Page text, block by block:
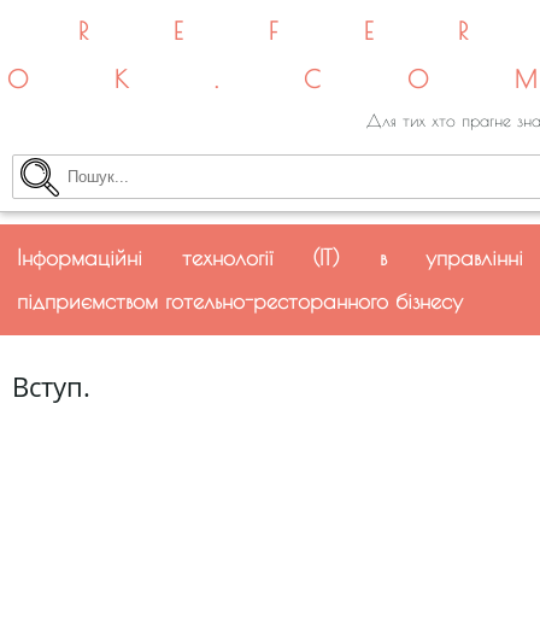
Для тих хто прагне
Інформаційні технології (IT) в управлінні
підприємством готельно-ресторанного бізнесу
Вступ.